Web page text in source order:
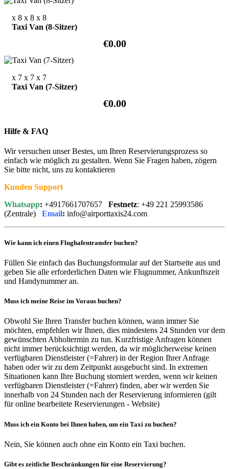
x 8 x 8 x 8
Taxi Van (8-Sitzer)
€0.00
x 7 x 7 x 7
Taxi Van (7-Sitzer)
€0.00
Hilfe & FAQ
Wir versuchen unser Bestes, um Ihren Reservierungsprozess so
einfach wie möglich zu gestalten. Wenn Sie Fragen haben, zögern
Sie bitte nicht, uns zu kontaktieren
Kunden Support
Whatsapp: +4917661707657 Festnetz: +49 221 25993586
(Zentrale) Email: info@airporttaxis24.com
Wie kann ich einen Flughafentransfer buchen?
Füllen Sie einfach das Buchungsformular auf der Startseite aus und
geben Sie alle erforderlichen Daten wie Flugnummer, Ankunftszeit
und Handynummer an.
Muss ich meine Reise im Voraus buchen?
Obwohl Sie Ihren Transfer buchen können, wann immer Sie
möchten, empfehlen wir Ihnen, dies mindestens 24 Stunden vor dem
gewünschten Abholtermin zu tun. Kurzfristige Anfragen können
nicht immer berücksichtigt werden, da wir möglicherweise keinen
verfügbaren Dienstleister (=Fahrer) in der Region Ihrer Anfrage
haben oder wir zu dem Zeitpunkt ausgebucht sind. In extremen
Situationen kann Ihre Buchung storniert werden, wenn wir keinen
verfügbaren Dienstleister (=Fahrer) finden, aber wir werden Sie
innerhalb von 24 Stunden nach der Reservierung informieren (gilt
für online bearbeitete Reservierungen - Website)
Muss ich ein Konto bei Ihnen haben, um ein Taxi zu buchen?
Nein, Sie können auch ohne ein Konto ein Taxi buchen.
Gibt es zeitliche Beschränkungen für eine Reservierung?